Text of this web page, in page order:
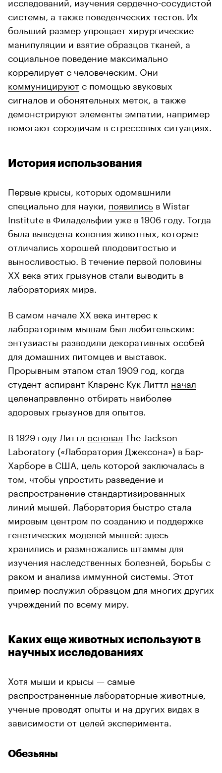
системы, а также поведенческих тестов. Их
больший размер упрощает хирургические
манипуляции и взятие образцов тканей, а
социальное поведение максимально
коррелирует с человеческим. Они
коммуницируют с помощью звуковых
сигналов и обонятельных меток, а также
демонстрируют элементы эмпатии, например
помогают сородичам в стрессовых ситуациях.
История использования
Первые крысы, которых одомашнили
специально для науки, появились в Wistar
Institute в Филадельфии уже в 1906 году. Тогда
была выведена колония животных, которые
отличались хорошей плодовитостью и
выносливостью. В течение первой половины
ХХ века этих грызунов стали выводить в
лабораториях мира.
В самом начале XX века интерес к
лабораторным мышам был любительским:
энтузиасты разводили декоративных особей
для домашних питомцев и выставок.
Прорывным этапом стал 1909 год, когда
студент-аспирант Кларенс Кук Литтл начал
целенаправленно отбирать наиболее
здоровых грызунов для опытов.
В 1929 году Литтл основал The Jackson
Laboratory («Лаборатория Джексона») в Бар-
Харборе в США, цель которой заключалась в
том, чтобы упростить разведение и
распространение стандартизированных
линий мышей. Лаборатория быстро стала
мировым центром по созданию и поддержке
генетических моделей мышей: здесь
хранились и размножались штаммы для
изучения наследственных болезней, борьбы с
раком и анализа иммунной системы. Этот
пример послужил образцом для многих других
учреждений по всему миру.
Каких еще животных используют в
научных исследованиях
Хотя мыши и крысы — самые
распространенные лабораторные животные,
ученые проводят опыты и на других видах в
зависимости от целей эксперимента.
Обезьяны